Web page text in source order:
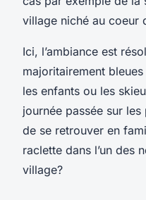
village niché au coeur
Ici, l’ambiance est
majoritairement
les enfants ou les
journée passée sur
de se retrouver en
raclette dans l’un des
village?